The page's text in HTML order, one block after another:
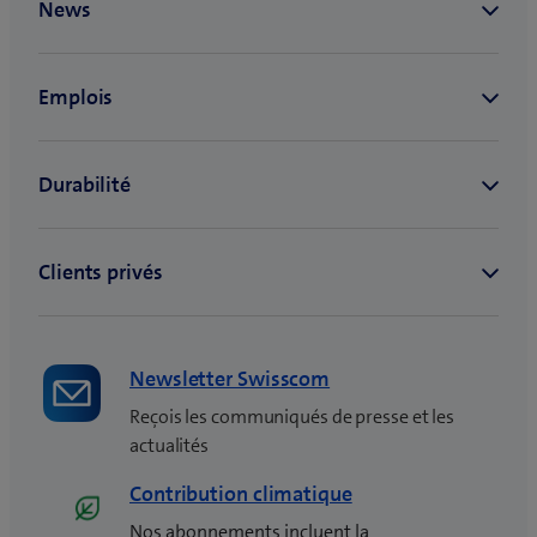
Newsletter Swisscom
Reçois les communiqués de presse et les
actualités
Contribution climatique
Nos abonnements incluent la